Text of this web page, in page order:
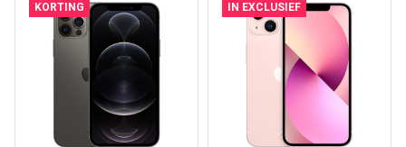
KORTING IN EXCLUSIEF